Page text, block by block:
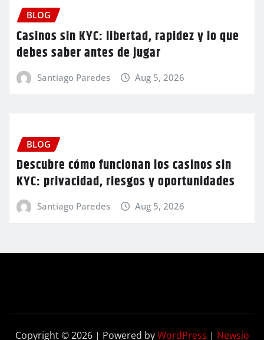
BLOG
Casinos sin KYC: libertad, rapidez y lo que
debes saber antes de jugar
Santiago Paredes Aug 5, 2026
BLOG
Descubre cómo funcionan los casinos sin
KYC: privacidad, riesgos y oportunidades
Santiago Paredes Aug 5, 2026
Copyright © 2026 | Powered byWordPress | Newsio